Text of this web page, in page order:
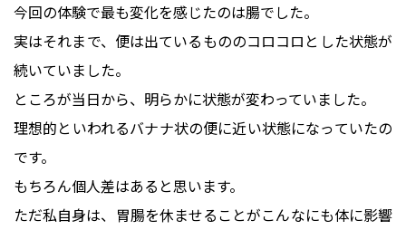
今回の体験で最も変化を感じたのは腸でした。
実はそれまで、便は出ているもののコロコロとした状態が
続いていました。
ところが当日から、明らかに状態が変わっていました。
理想的といわれるバナナ状の便に近い状態になっていたの
です。
もちろん個人差はあると思います。
ただ私自身は、胃腸を休ませることがこんなにも体に影響